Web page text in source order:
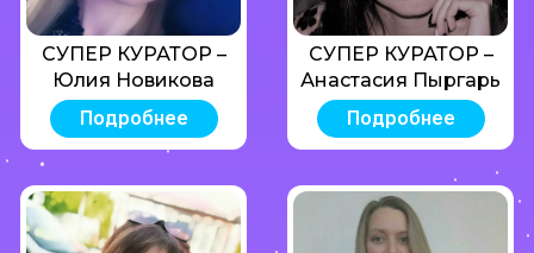
СУПЕР КУРАТОР –
Юлия Новикова
Подробнее
СУПЕР КУРАТОР –
Анастасия Пыргарь
Подробнее